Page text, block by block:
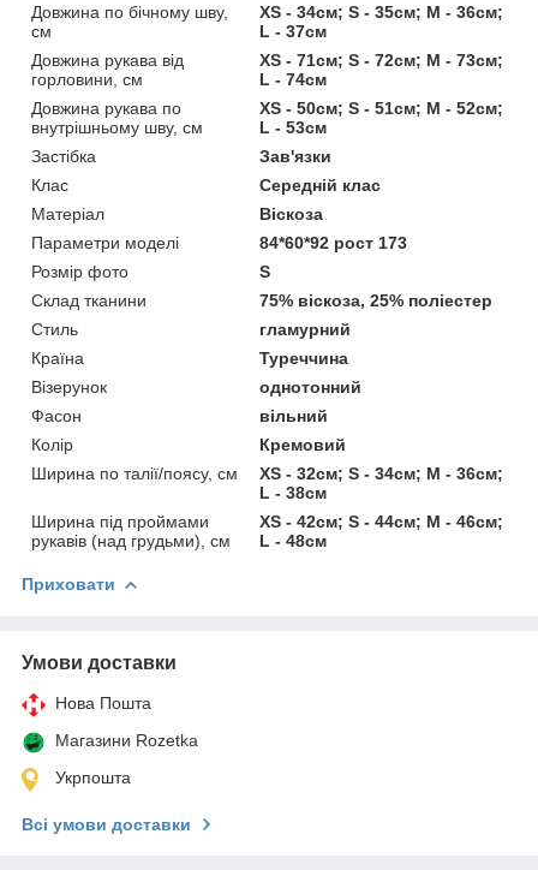
Довжина по бічному шву,
см
XS - 34см; S - 35см; M - 36см;
L - 37см
Довжина рукава від
горловини, см
XS - 71см; S - 72см; M - 73см;
L - 74см
Довжина рукава по
внутрішньому шву, см
XS - 50см; S - 51см; M - 52см;
L - 53см
Застібка
Зав'язки
Клас
Середній клас
Матеріал
Віскоза
Параметри моделі
84*60*92 рост 173
Розмір фото
S
Склад тканини
75% віскоза, 25% поліестер
Стиль
гламурний
Країна
Туреччина
Візерунок
однотонний
Фасон
вільний
Колір
Кремовий
Ширина по талії/поясу, см
XS - 32см; S - 34см; M - 36см;
L - 38см
Ширина під проймами
рукавів (над грудьми), см
XS - 42см; S - 44см; M - 46см;
L - 48см
Приховати
Умови доставки
Нова Пошта
Магазини Rozetka
Укрпошта
Всі умови доставки